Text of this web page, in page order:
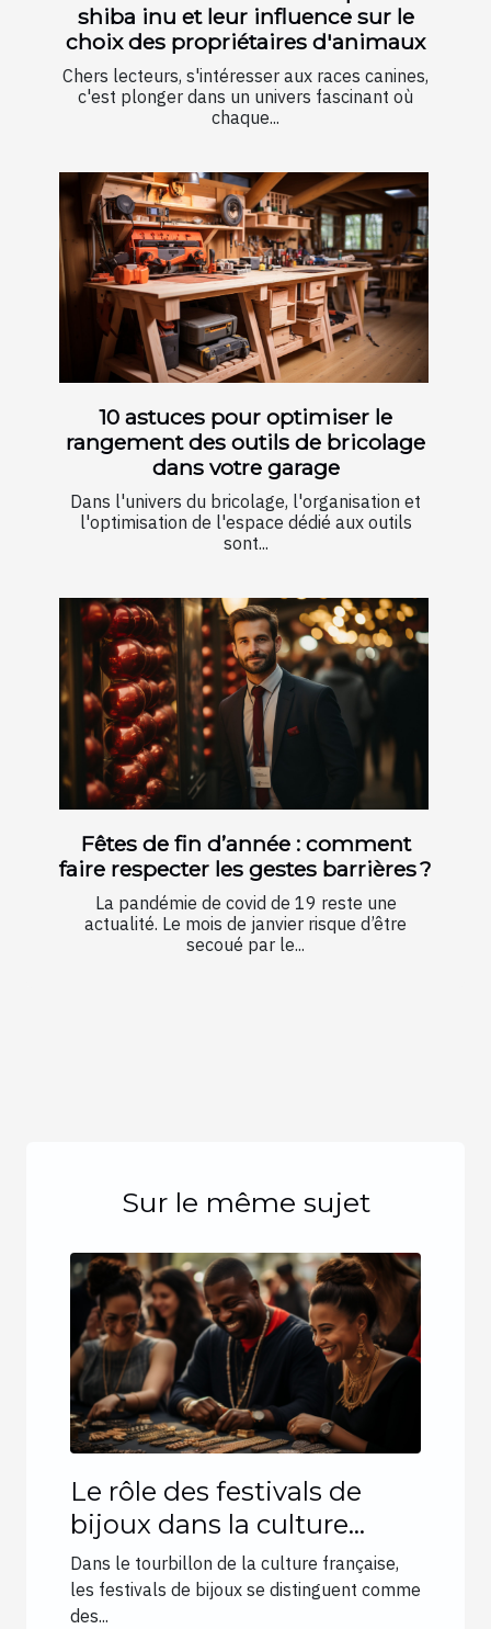
shiba inu et leur influence sur le
choix des propriétaires d'animaux
Chers lecteurs, s'intéresser aux races canines,
c'est plonger dans un univers fascinant où
chaque...
10 astuces pour optimiser le
rangement des outils de bricolage
dans votre garage
Dans l'univers du bricolage, l'organisation et
l'optimisation de l'espace dédié aux outils
sont...
Fêtes de fin d’année : comment
faire respecter les gestes barrières ?
La pandémie de covid de 19 reste une
actualité. Le mois de janvier risque d’être
secoué par le...
Sur le même sujet
Le rôle des festivals de
bijoux dans la culture
française contemporaine
Dans le tourbillon de la culture française,
les festivals de bijoux se distinguent comme
des...